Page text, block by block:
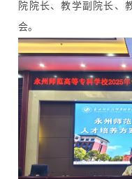
院院长、教学副院长、
会。